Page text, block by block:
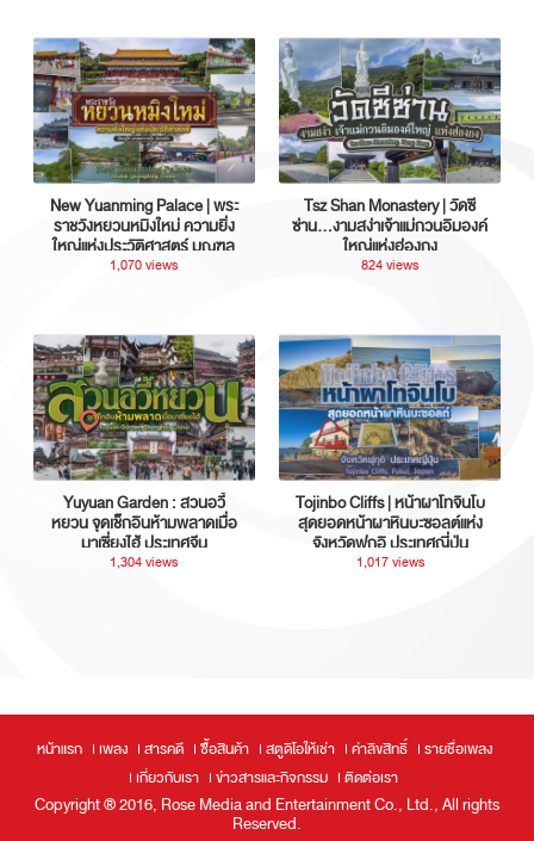
New Yuanming Palace | พระ
ราชวังหยวนหมิงใหม่ ความยิ่ง
ใหญ่แห่งประวัติศาสตร์ มณฑล
กวางตุ้ง ประเทศจีน
1,070 views
Tsz Shan Monastery | วัดซี
ซ่าน…งามสง่าเจ้าแม่กวนอิมองค์
ใหญ่แห่งฮ่องกง
824 views
Yuyuan Garden : สวนอวี้
หยวน จุดเช็กอินห้ามพลาดเมื่อ
มาเซี่ยงไฮ้ ประเทศจีน
1,304 views
Tojinbo Cliffs | หน้าผาโทจินโบ
สุดยอดหน้าผาหินบะซอลต์แห่ง
จังหวัดฟุกุอิ ประเทศญี่ปุ่น
1,017 views
หน้าแรก เพลง สารคดี ซื้อสินค้า สตูดิโอให้เช่า ค่าลิขสิทธิ์
รายชื่อเพลง
เกี่ยวกับเรา
ข่าวสารและกิจกรรม ติดต่อเรา
Copyright ® 2016, Rose Media and Entertainment Co., Ltd., All rights
Reserved.